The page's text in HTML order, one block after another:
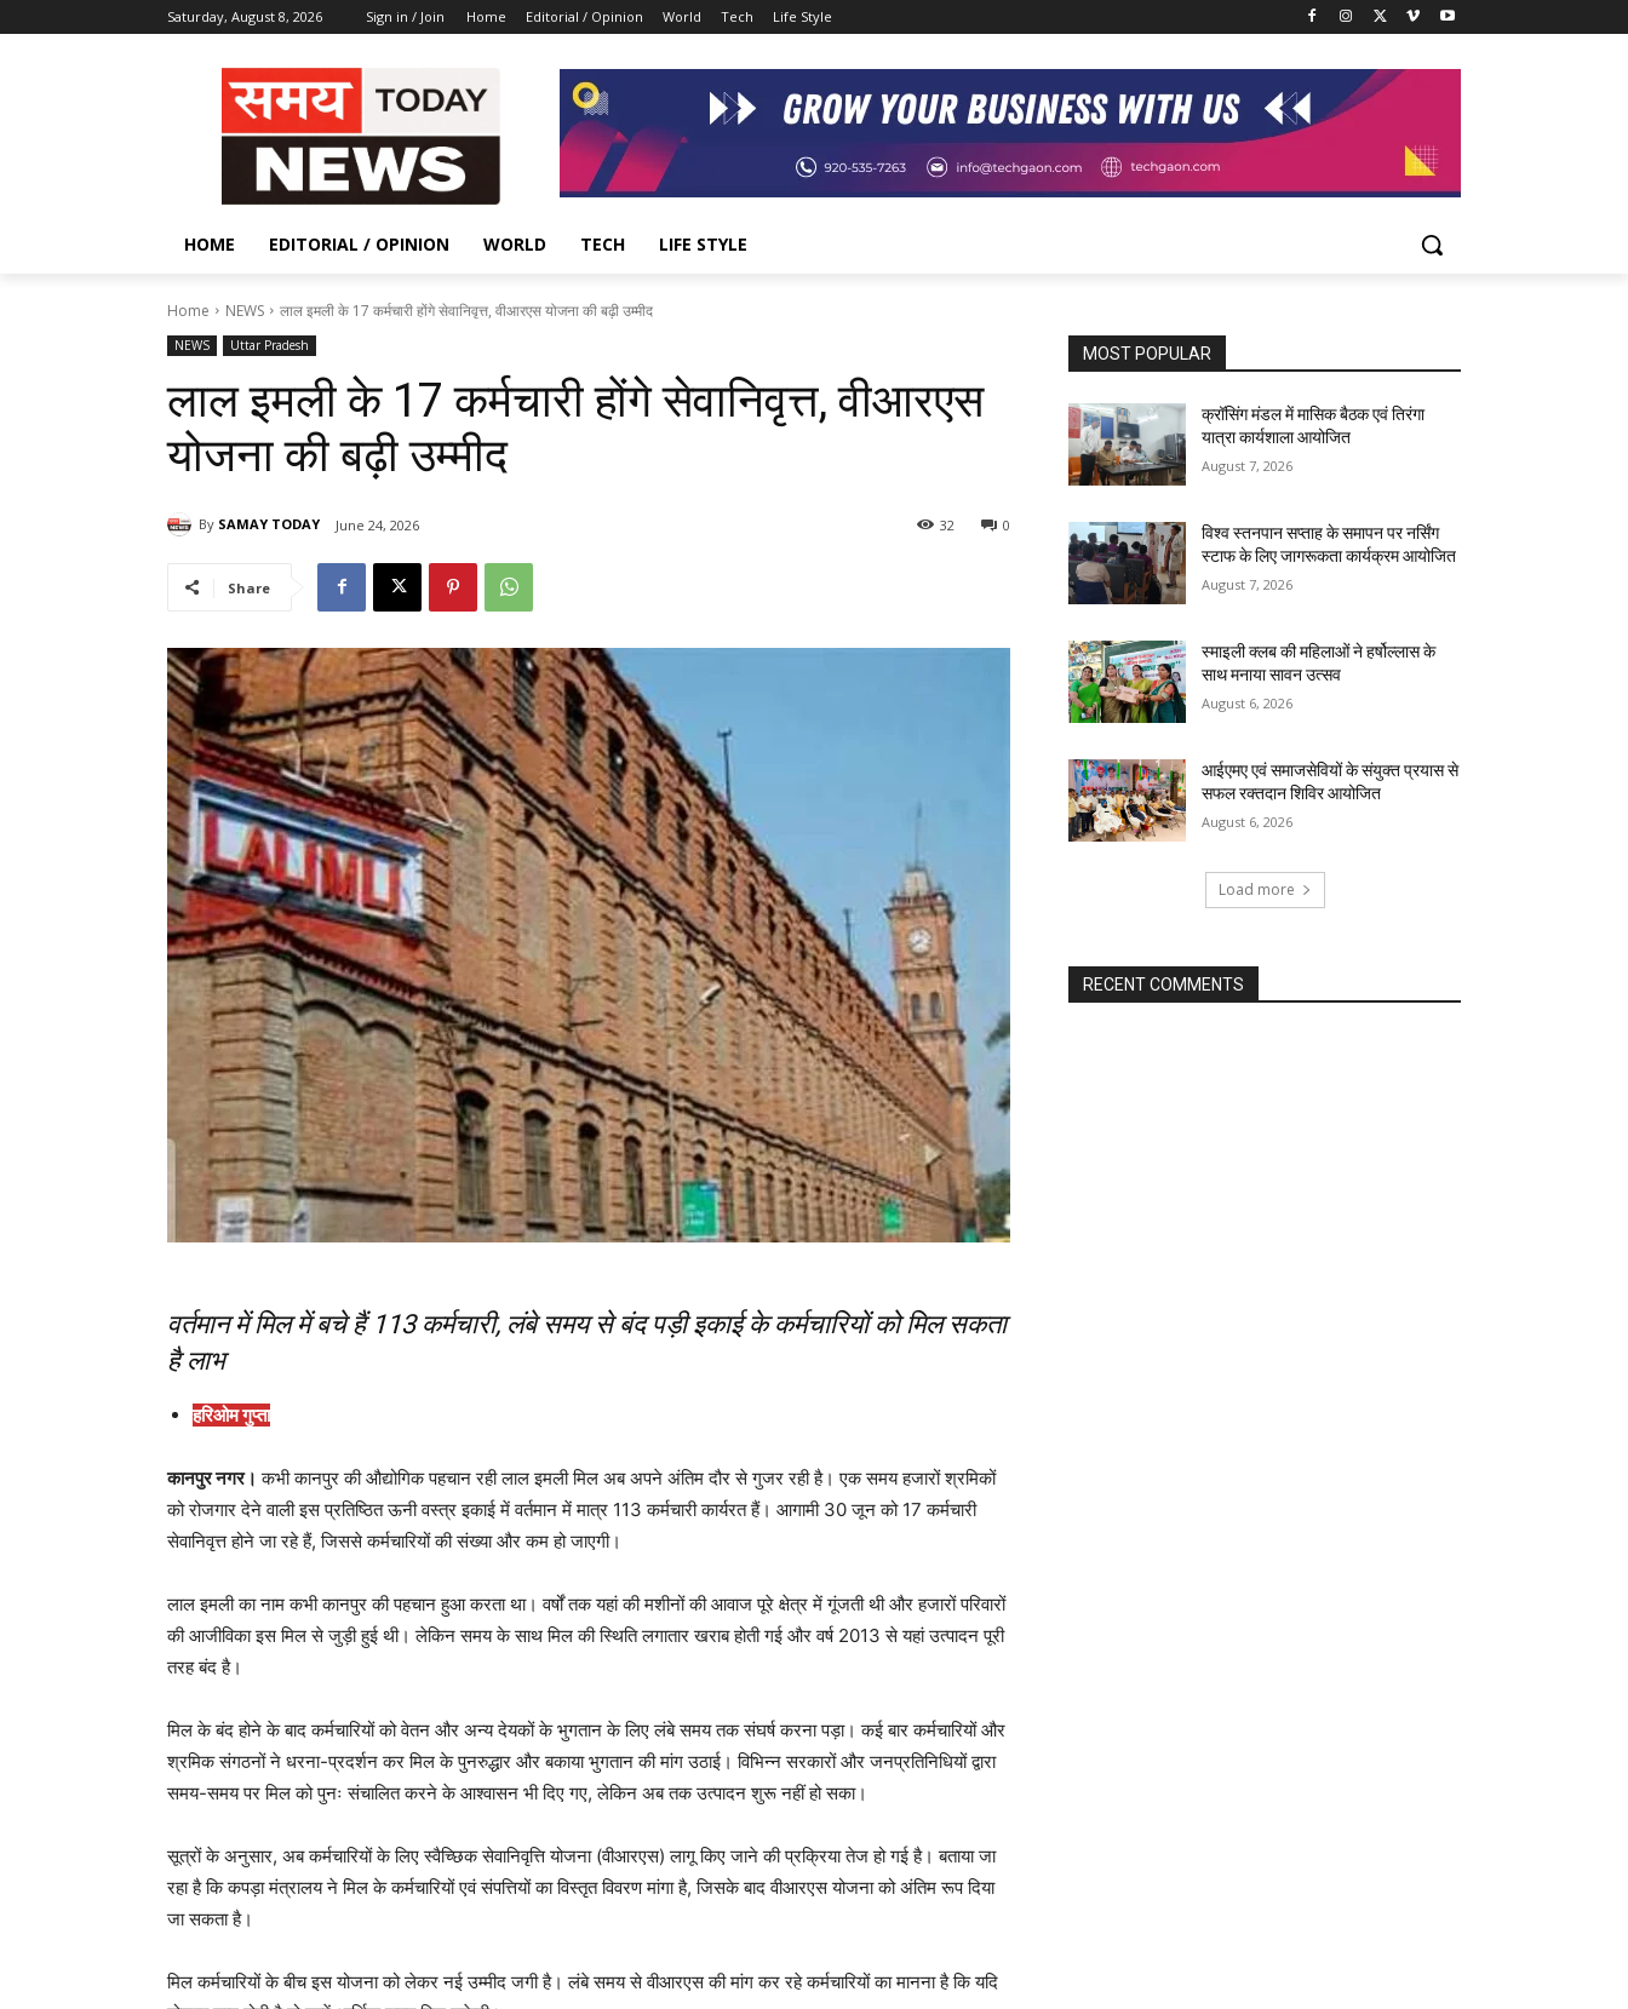
Saturday, August 8, 2026 Sign in / Join Home Editorial / Opinion World Tech Life Style
HOME EDITORIAL / OPINION WORLD TECH LIFE STYLE
Home NEWS लाल इमली के 17 कर्मचारी होंगे सेवानिवृत्त, वीआरएस योजना की बढ़ी उम्मीद
NEWS Uttar Pradesh
लाल इमली के 17 कर्मचारी होंगे सेवानिवृत्त, वीआरएस
योजना की बढ़ी उम्मीद
By SAMAY TODAY June 24, 2026 0
32
Share
वर्तमान में मिल में बचे हैं 113 कर्मचारी, लंबे समय से बंद पड़ी इकाई के कर्मचारियों को मिल सकता
है लाभ
हरिओम गुप्ता
कानपुर नगर। कभी कानपुर की औद्योगिक पहचान रही लाल इमली मिल अब अपने अंतिम दौर से गुजर रही है। एक समय हजारों श्रमिकों
को रोजगार देने वाली इस प्रतिष्ठित ऊनी वस्त्र इकाई में वर्तमान में मात्र 113 कर्मचारी कार्यरत हैं। आगामी 30 जून को 17 कर्मचारी
सेवानिवृत्त होने जा रहे हैं, जिससे कर्मचारियों की संख्या और कम हो जाएगी।
लाल इमली का नाम कभी कानपुर की पहचान हुआ करता था। वर्षों तक यहां की मशीनों की आवाज पूरे क्षेत्र में गूंजती थी और हजारों परिवारों
की आजीविका इस मिल से जुड़ी हुई थी। लेकिन समय के साथ मिल की स्थिति लगातार खराब होती गई और वर्ष 2013 से यहां उत्पादन पूरी
तरह बंद है।
मिल के बंद होने के बाद कर्मचारियों को वेतन और अन्य देयकों के भुगतान के लिए लंबे समय तक संघर्ष करना पड़ा। कई बार कर्मचारियों और
श्रमिक संगठनों ने धरना-प्रदर्शन कर मिल के पुनरुद्धार और बकाया भुगतान की मांग उठाई। विभिन्न सरकारों और जनप्रतिनिधियों द्वारा
समय-समय पर मिल को पुनः संचालित करने के आश्वासन भी दिए गए, लेकिन अब तक उत्पादन शुरू नहीं हो सका।
सूत्रों के अनुसार, अब कर्मचारियों के लिए स्वैच्छिक सेवानिवृत्ति योजना (वीआरएस) लागू किए जाने की प्रक्रिया तेज हो गई है। बताया जा
रहा है कि कपड़ा मंत्रालय ने मिल के कर्मचारियों एवं संपत्तियों का विस्तृत विवरण मांगा है, जिसके बाद वीआरएस योजना को अंतिम रूप दिया
जा सकता है।
मिल कर्मचारियों के बीच इस योजना को लेकर नई उम्मीद जगी है। लंबे समय से वीआरएस की मांग कर रहे कर्मचारियों का मानना है कि यदि
MOST POPULAR
क्रॉसिंग मंडल में मासिक बैठक एवं तिरंगा
यात्रा कार्यशाला आयोजित
August 7, 2026
विश्व स्तनपान सप्ताह के समापन पर नर्सिंग
स्टाफ के लिए जागरूकता कार्यक्रम आयोजित
August 7, 2026
स्माइली क्लब की महिलाओं ने हर्षोल्लास के
साथ मनाया सावन उत्सव
August 6, 2026
आईएमए एवं समाजसेवियों के संयुक्त प्रयास से
सफल रक्तदान शिविर आयोजित
August 6, 2026
Load more
RECENT COMMENTS